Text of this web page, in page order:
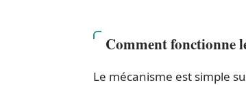
Comment fonctionne
Le mécanisme est simple